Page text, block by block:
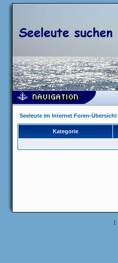
Seeleute im Internet Foren-Übersicht
Kategorie
[